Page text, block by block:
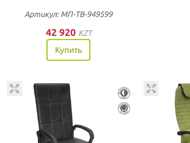
Артикул: МП-ТВ-949599
42 920 KZT
Купить